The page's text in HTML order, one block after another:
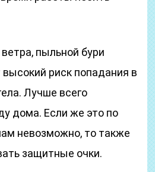
пыльной бури
риск попадания в
Лучше всего
дома. Если же это по
невозможно, то также
защитные очки.